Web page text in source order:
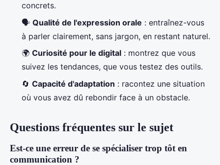
concrets.
🗣️ Qualité de l'expression orale : entraînez-vous
à parler clairement, sans jargon, en restant naturel.
🌍 Curiosité pour le digital : montrez que vous
suivez les tendances, que vous testez des outils.
🔄 Capacité d'adaptation : racontez une situation
où vous avez dû rebondir face à un obstacle.
Questions fréquentes sur le sujet
Est-ce une erreur de se spécialiser trop tôt en
communication ?